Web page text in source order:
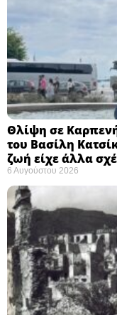
Θλίψη σε
του Βασίλη
ζωή είχε άλλα
6 Αυγούστου 2026